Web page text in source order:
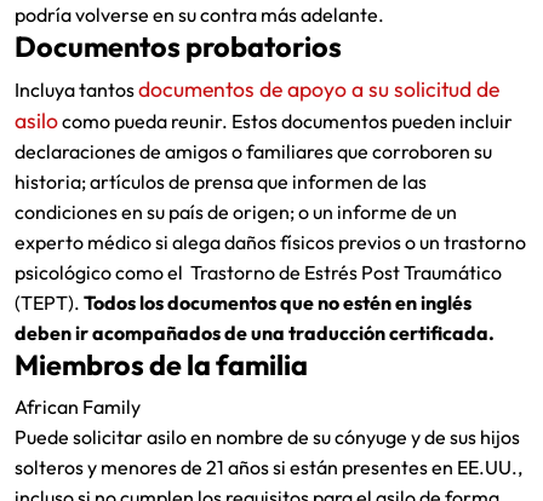
podría volverse en su contra más adelante.
Documentos probatorios
Incluya tantosdocumentos de apoyo a su solicitud de
asilocomo pueda reunir. Estos documentos pueden incluir
declaraciones de amigos o familiares que corroboren su
historia; artículos de prensa que informen de las
condiciones en su país de origen; o un informe de un
experto médico si alega daños físicos previos o un trastorno
psicológico como el Trastorno de Estrés Post Traumático
(TEPT). Todos los documentos que no estén en inglés
deben ir acompañados de una traducción certificada.
Miembros de la familia
African Family
Puede solicitar asilo en nombre de su cónyuge y de sus hijos
solteros y menores de 21 años si están presentes en EE.UU.,